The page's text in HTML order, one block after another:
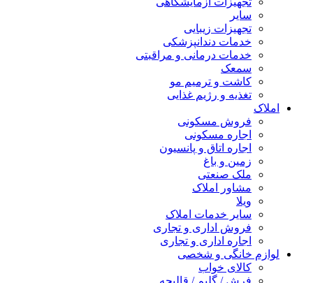
سایر
تجهیزات زیبایی
خدمات دندانپزشکی
خدمات درمانی و مراقبتی
سمعک
کاشت و ترمیم مو
تغذیه و رژیم غذایی
املاک
فروش مسکونی
اجاره مسکونی
اجاره اتاق و پانسیون
زمین و باغ
ملک صنعتی
مشاور املاک
ویلا
سایر خدمات املاک
فروش اداری و تجاری
اجاره اداری و تجاری
لوازم خانگی و شخصی
کالای خواب